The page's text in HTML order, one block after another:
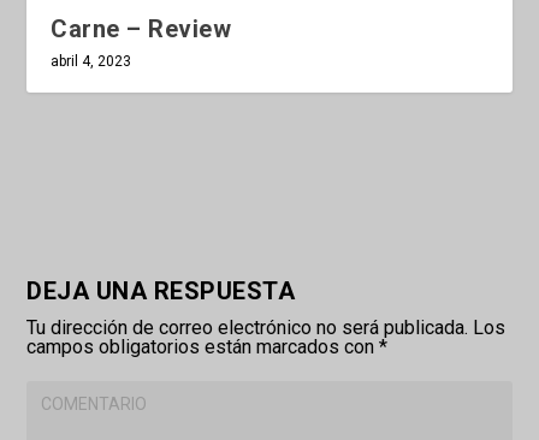
Carne – Review
abril 4, 2023
DEJA UNA RESPUESTA
Tu dirección de correo electrónico no será publicada. Los
campos obligatorios están marcados con*